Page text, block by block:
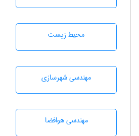
محيط زيست
مهندسی شهرسازی
مهندسی هوافضا